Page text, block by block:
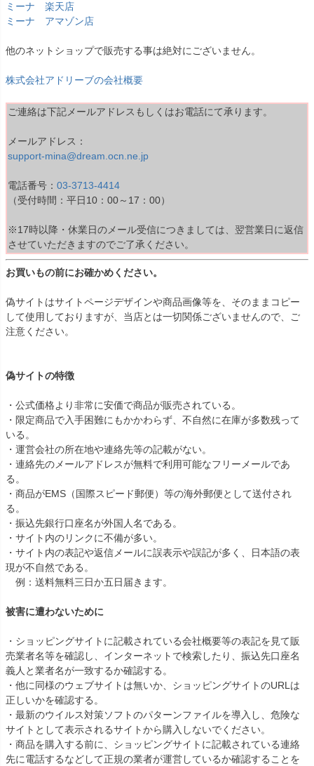
ミーナ 楽天店
ミーナ アマゾン店
他のネットショップで販売する事は絶対にございません。
株式会社アドリーブの会社概要
ご連絡は下記メールアドレスもしくはお電話にて承ります。
メールアドレス：
support-mina@dream.ocn.ne.jp
電話番号： 03-3713-4414
（受付時間：平日10：00～17：00）
※17時以降・休業日のメール受信につきましては、翌営業日に返信
させていただきますのでご了承ください。
お買いもの前にお確かめください。
偽サイトはサイトページデザインや商品画像等を、そのままコピー
して使用しておりますが、当店とは一切関係ございませんので、ご
注意ください。
偽サイトの特徴
・公式価格より非常に安価で商品が販売されている。
・限定商品で入手困難にもかかわらず、不自然に在庫が多数残って
いる。
・運営会社の所在地や連絡先等の記載がない。
・連絡先のメールアドレスが無料で利用可能なフリーメールであ
る。
・商品がEMS（国際スピード郵便）等の海外郵便として送付され
る。
・振込先銀行口座名が外国人名である。
・サイト内のリンクに不備が多い。
・サイト内の表記や返信メールに誤表示や誤記が多く、日本語の表
現が不自然である。
例：送料無料三日か五日届きます。
被害に遭わないために
・ショッピングサイトに記載されている会社概要等の表記を見て販
売業者名等を確認し、インターネットで検索したり、振込先口座名
義人と業者名が一致するか確認する。
・他に同様のウェブサイトは無いか、ショッピングサイトのURLは
正しいかを確認する。
・最新のウイルス対策ソフトのパターンファイルを導入し、危険な
サイトとして表示されるサイトから購入しないでください。
・商品を購入する前に、ショッピングサイトに記載されている連絡
先に電話するなどして正規の業者が運営しているか確認することを